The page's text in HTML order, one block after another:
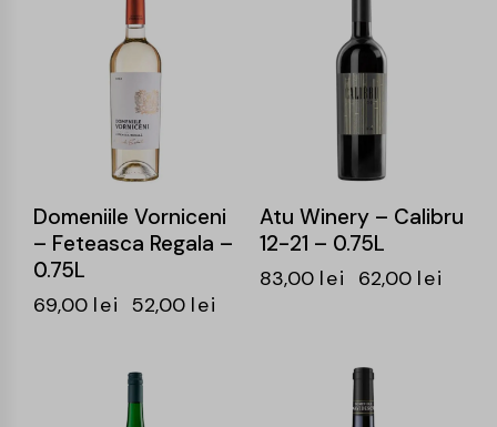
Domeniile Vorniceni
– Feteasca Regala –
0.75L
69,00 lei 52,00 lei
Atu Winery – Calibru
12-21 – 0.75L
83,00 lei 62,00 lei